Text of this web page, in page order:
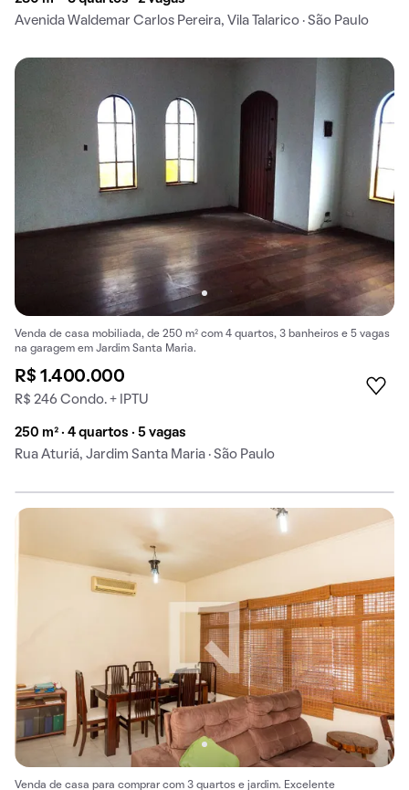
Avenida Waldemar Carlos Pereira, Vila Talarico · São Paulo
Venda de casa mobiliada, de 250 m² com 4 quartos, 3 banheiros e 5 vagas
na garagem em Jardim Santa Maria.
R$ 1.400.000
R$ 246 Condo. + IPTU
250 m² · 4 quartos · 5 vagas
Rua Aturiá, Jardim Santa Maria · São Paulo
Venda de casa para comprar com 3 quartos e jardim. Excelente